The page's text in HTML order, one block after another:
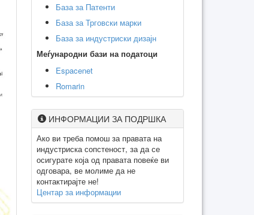
База за Патенти
База за Трговски марки
База за индустриски дизајн
Меѓународни бази на податоци
Espacenet
Romarin
ИНФОРМАЦИИ ЗА ПОДРШКА
Ако ви треба помош за правата на
индустриска сопстеност, за да се
осигурате која од правата повеќе ви
одговара, ве молиме да не
контактирајте не!
Центар за информации